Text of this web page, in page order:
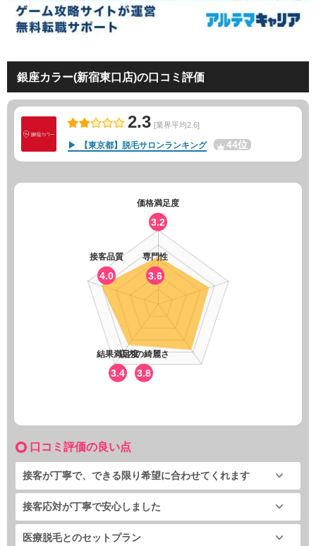
銀座カラー(新宿東口店)の口コミ評価
2.3 [業界平均2.6]
【東京都】脱毛サロンランキング 44位
価格満足度
3.2
専門性
3.6
店内の綺麗さ
3.8
結果満足度
3.4
接客品質
4.0
口コミ評価の良い点
接客が丁寧で、できる限り希望に合わせてくれます
接客応対が丁寧で安心しました
医療脱毛とのセットプラン